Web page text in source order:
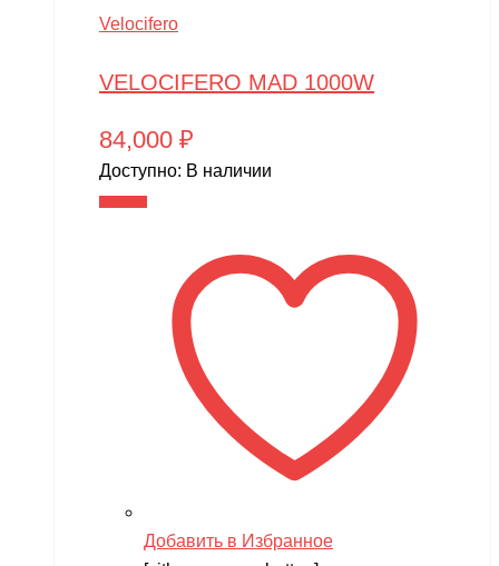
Velocifero
VELOCIFERO MAD 1000W
84,000 ₽
Доступно: В наличии
Добавить в Избранное